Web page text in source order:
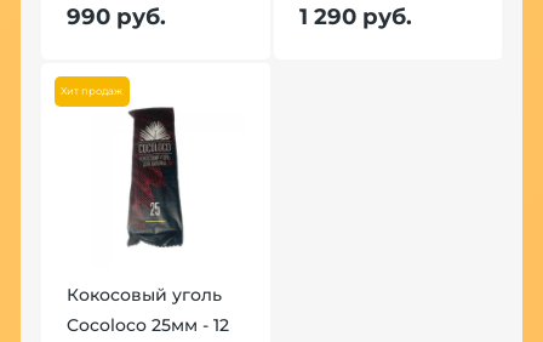
990 руб. 1 290 руб.
Хит продаж
Кокосовый уголь
Cocoloco 25мм - 12